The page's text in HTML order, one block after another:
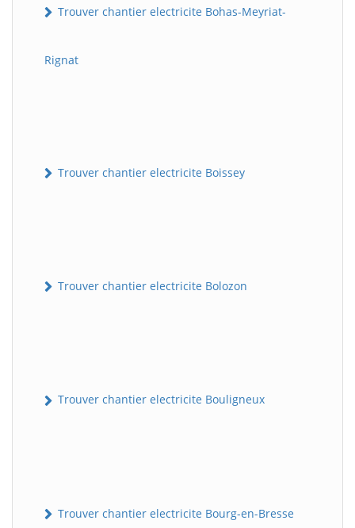
Trouver chantier electricite Bohas-Meyriat-
Rignat
Trouver chantier electricite Boissey
Trouver chantier electricite Bolozon
Trouver chantier electricite Bouligneux
Trouver chantier electricite Bourg-en-Bresse